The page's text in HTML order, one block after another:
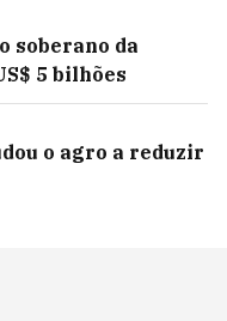
soberano da
5 bilhões
o agro a reduzir